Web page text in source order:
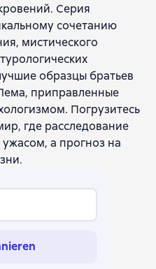
Серия
сочетанию
мистического
образцы братьев
приправленные
Погрузитесь
где расследование
а прогноз на